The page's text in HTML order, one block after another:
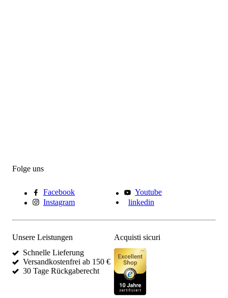
Folge uns
Facebook
Youtube
Instagram
linkedin
Unsere Leistungen
Schnelle Lieferung
Versandkostenfrei ab 150 €
30 Tage Rückgaberecht
Acquisti sicuri